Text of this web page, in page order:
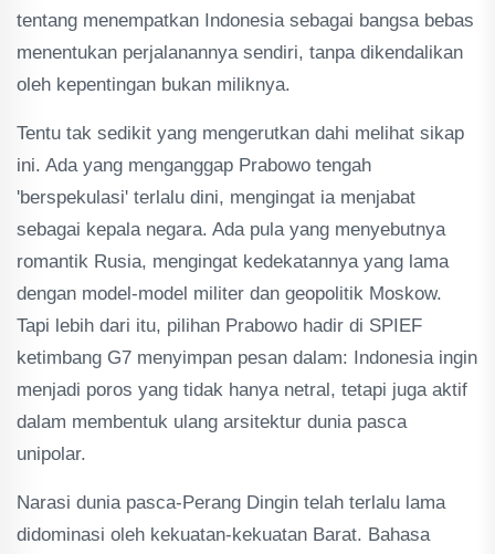
tentang menempatkan Indonesia sebagai bangsa bebas
menentukan perjalanannya sendiri, tanpa dikendalikan
oleh kepentingan bukan miliknya.
Tentu tak sedikit yang mengerutkan dahi melihat sikap
ini. Ada yang menganggap Prabowo tengah
'berspekulasi' terlalu dini, mengingat ia menjabat
sebagai kepala negara. Ada pula yang menyebutnya
romantik Rusia, mengingat kedekatannya yang lama
dengan model-model militer dan geopolitik Moskow.
Tapi lebih dari itu, pilihan Prabowo hadir di SPIEF
ketimbang G7 menyimpan pesan dalam: Indonesia ingin
menjadi poros yang tidak hanya netral, tetapi juga aktif
dalam membentuk ulang arsitektur dunia pasca
unipolar.
Narasi dunia pasca-Perang Dingin telah terlalu lama
didominasi oleh kekuatan-kekuatan Barat. Bahasa